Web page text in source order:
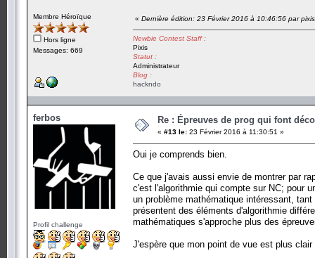
Membre Héroïque
Hors ligne
Messages: 669
« Dernière édition: 23 Février 2016 à 10:46:56 par pixis
Newbie Contest Staff :
Pixis
Statut :
Administrateur
Blog :
hackndo
ferbos
Profil challenge
Re : Épreuves de prog qui font
« #13 le: 23 Février 2016 à 11:30:51 »
Oui je comprends bien.
Ce que j'avais aussi envie de montrer par
c'est l'algorithmie qui compte sur NC; pour
un problème mathématique intéressant,
présentent des éléments d'algorithmie
mathématiques s'approche plus des
J'espère que mon point de vue est plus clair